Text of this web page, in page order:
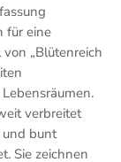
für eine
„Blütenreich
verbreitet
und bunt
Sie zeichnen